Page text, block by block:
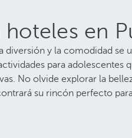
hoteles en
diversión y la comodidad
para
No olvide explorar la
su rincón perfecto